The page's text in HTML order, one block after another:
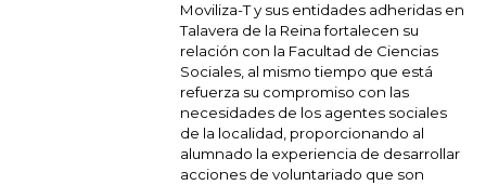
Moviliza-T y sus entidades adheridas en
Talavera de la Reina fortalecen su
relación con la Facultad de Ciencias
Sociales, al mismo tiempo que está
refuerza su compromiso con las
necesidades de los agentes sociales
de la localidad, proporcionando al
alumnado la experiencia de desarrollar
acciones de voluntariado que son